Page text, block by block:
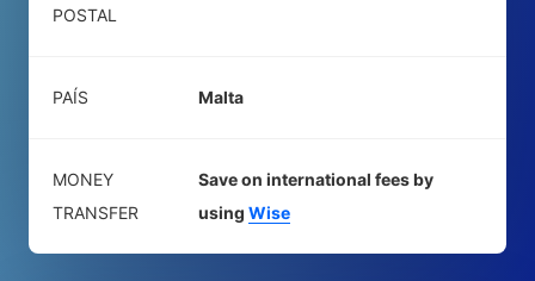
POSTAL
PAÍS Malta
MONEY
TRANSFER
Save on international fees by
using Wise